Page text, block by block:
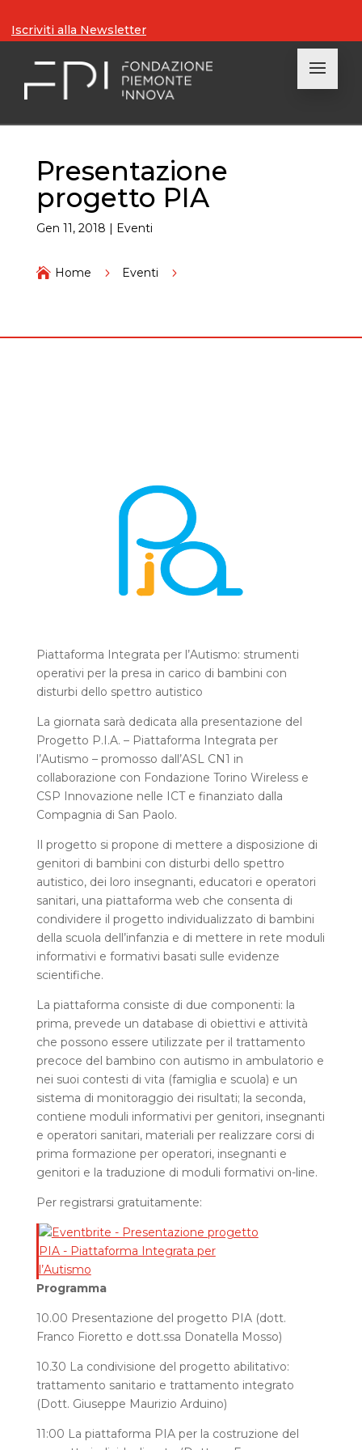
Iscriviti alla Newsletter
Presentazione
progetto PIA
Gen 11, 2018 | Eventi
 Home 5 Eventi 5
Piattaforma Integrata per l’Autismo: strumenti
operativi per la presa in carico di bambini con
disturbi dello spettro autistico
La giornata sarà dedicata alla presentazione del
Progetto P.I.A. – Piattaforma Integrata per
l’Autismo – promosso dall’ASL CN1 in
collaborazione con Fondazione Torino Wireless e
CSP Innovazione nelle ICT e finanziato dalla
Compagnia di San Paolo.
Il progetto si propone di mettere a disposizione di
genitori di bambini con disturbi dello spettro
autistico, dei loro insegnanti, educatori e operatori
sanitari, una piattaforma web che consenta di
condividere il progetto individualizzato di bambini
della scuola dell’infanzia e di mettere in rete moduli
informativi e formativi basati sulle evidenze
scientifiche.
La piattaforma consiste di due componenti: la
prima, prevede un database di obiettivi e attività
che possono essere utilizzate per il trattamento
precoce del bambino con autismo in ambulatorio e
nei suoi contesti di vita (famiglia e scuola) e un
sistema di monitoraggio dei risultati; la seconda,
contiene moduli informativi per genitori, insegnanti
e operatori sanitari, materiali per realizzare corsi di
prima formazione per operatori, insegnanti e
genitori e la traduzione di moduli formativi on-line.
Per registrarsi gratuitamente:
Programma
10.00 Presentazione del progetto PIA (dott.
Franco Fioretto e dott.ssa Donatella Mosso)
10.30 La condivisione del progetto abilitativo:
trattamento sanitario e trattamento integrato
(Dott. Giuseppe Maurizio Arduino)
11:00 La piattaforma PIA per la costruzione del